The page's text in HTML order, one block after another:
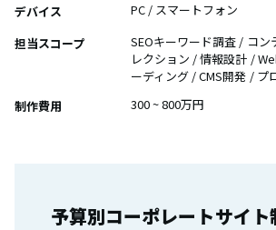
デバイス
PC / スマートフォン
担当スコープ
SEOキーワード調査 / コン
レクション / 情報設計 /
ーディング / CMS開発 / プ
制作費用
300 ~ 800万円
予算別コーポレートサイト